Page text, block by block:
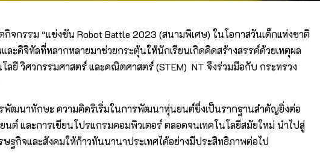
กรรม “แข่งขัน Robot Battle 2023 (สนามพิเศษ) ในโอกาสวันเด็กแห่งชาติ
ดิจิทัลที่หลากหลายมาช่วยกระตุ้นให้นักเรียนเกิดคิดสร้างสรรค์ด้วยเหตุผล
ลยี วิศวกรรมศาสตร์ และคณิตศาสตร์ (STEM) NT จึงร่วมมือกับ กระทรวง
รพัฒนาทักษะ ความคิดริเริ่มในการพัฒนาหุ่นยนต์ซึ่งเป็นรากฐานสำคัญยิ่งต่อ
และการเขียนโปรแกรมคอมพิวเตอร์ ตลอดจนเทคโนโลยีสมัยใหม่ นำไปสู่
ฐกิจและสังคมให้ก้าวทันนานาประเทศได้อย่างมีประสิทธิภาพต่อไป